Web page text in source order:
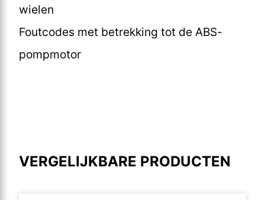
wielen
Foutcodes met betrekking tot de ABS-
pompmotor
VERGELIJKBARE PRODUCTEN